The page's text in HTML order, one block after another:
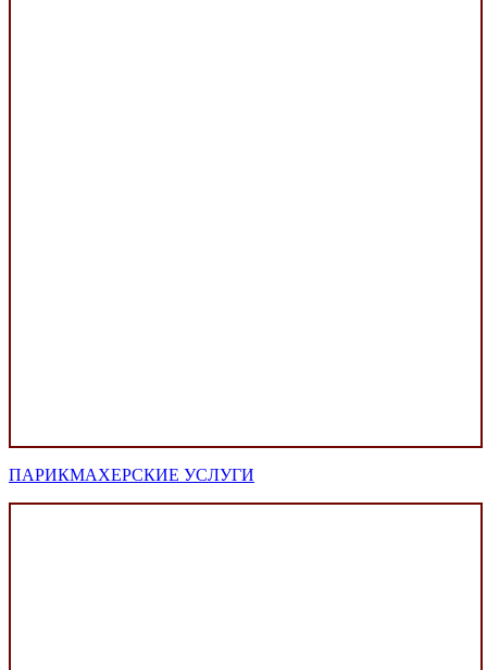
ПАРИКМАХЕРСКИЕ УСЛУГИ